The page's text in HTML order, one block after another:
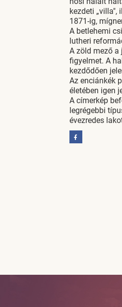
kezdeti
1871-ig,
A betlehemi
lutheri
A zöld mező
figyelmet. A
kezdődően
Az enciánkék
életében igen
A címerkép
legrégebbi
évezredes